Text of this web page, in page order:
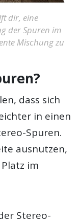
dir, eine
der Spuren im
Mischung zu
dass sich
in einen
Spuren.
ausnutzen,
im
Stereo-